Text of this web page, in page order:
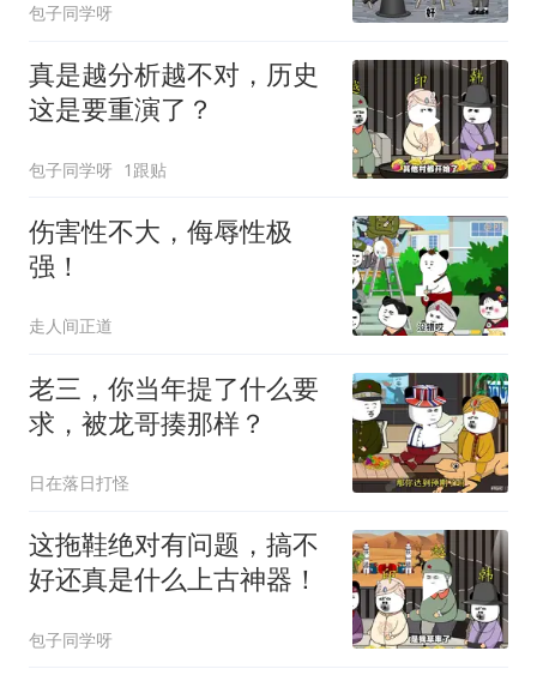
包子同学呀
真是越分析越不对，历史
这是要重演了？
包子同学呀 1跟贴
伤害性不大，侮辱性极
强！
走人间正道
老三，你当年提了什么要
求，被龙哥揍那样？
日在落日打怪
这拖鞋绝对有问题，搞不
好还真是什么上古神器！
包子同学呀